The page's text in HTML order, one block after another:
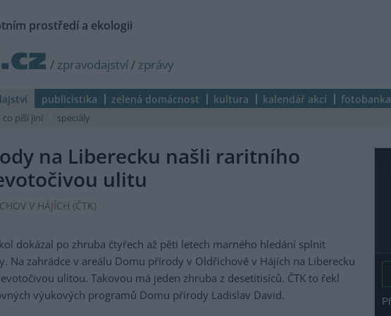
prostředí a ekologii
/ zpravodajství/ zprávy
publicistika zelená domácnost kultura kalendář akcí fotobanka
co píší jiní speciály
na Liberecku našli raritního
ulitu
V HÁJÍCH (ČTK)
dokázal po zhruba čtyřech až pěti letech marného hledání splnit
Na zahrádce v areálu Domu přírody v Oldřichově v Hájích na Liberecku
ulitou. Takovou má jeden zhruba z desetitisíců. ČTK to řekl
výukových programů Domu přírody Ladislav David.